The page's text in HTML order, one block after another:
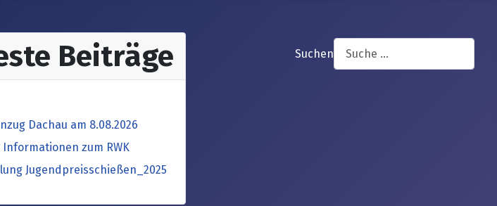
Beiträge
Dachau am 8.08.2026
zum RWK
Jugendpreisschießen_2025
Suchen